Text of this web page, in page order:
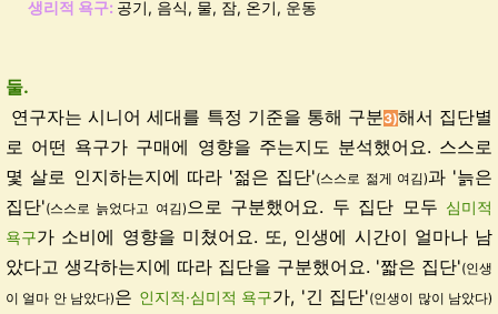
생리적 욕구: 공기, 음식, 물, 잠, 온기, 운동
둘.
연구자는 시니어 세대를 특정 기준을 통해 구분3)해서 집단별
로 어떤 욕구가 구매에 영향을 주는지도 분석했어요. 스스로
몇 살로 인지하는지에 따라 '젊은 집단'(스스로 젊게 여김)과 '늙은
집단'(스스로 늙었다고 여김)으로 구분했어요. 두 집단 모두 심미적
욕구가 소비에 영향을 미쳤어요. 또, 인생에 시간이 얼마나 남
았다고 생각하는지에 따라 집단을 구분했어요. '짧은 집단'(인생
이 얼마 안 남았다)은 인지적·심미적 욕구가, '긴 집단'(인생이 많이 남았다)